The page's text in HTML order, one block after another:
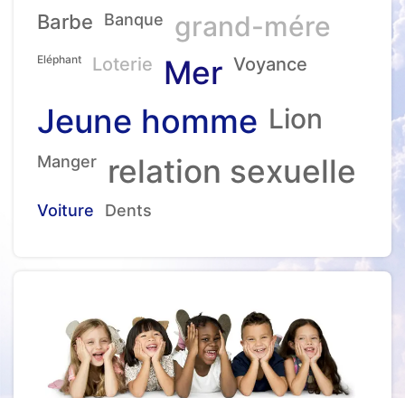
Barbe
Banque grand-mére
Eléphant Loterie Mer Voyance
Jeune homme Lion
Manger relation sexuelle
Voiture Dents